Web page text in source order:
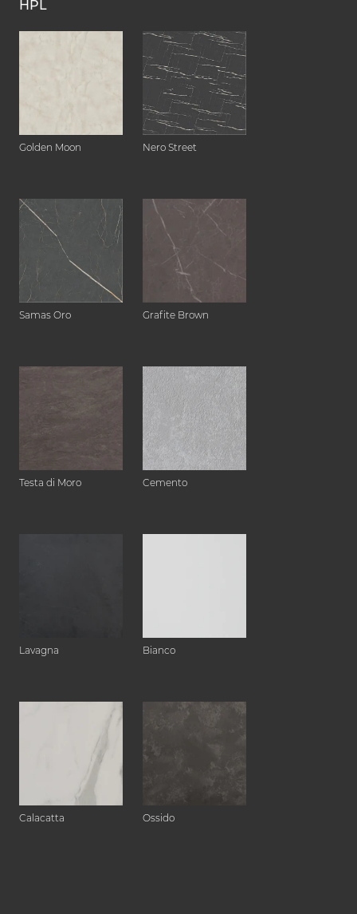
HPL
Golden Moon Nero Street
Samas Oro Grafite Brown
Testa di Moro Cemento
Lavagna Bianco
Calacatta Ossido